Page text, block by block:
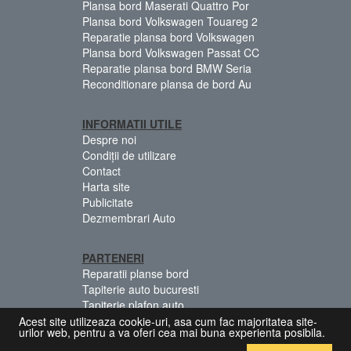
Plansa bord Maserati Quattro Por
Plansa bord Volkswagen Touareg 2
Reparatie plansa bord Volkswagen
Plansa bord Volkswagen Passat CC
Reparatie plansa bord BMW Seria
Reconditionare plansa de bord Au
INFORMATII UTILE
Despre noi
Condiții de utilizare
Contact
Harta site
Publicitate
Dezmembrari Auto
PARTENERI
Reparatii planse bord
Tapiterie auto bucuresti
Tapiterie plafon auto
Centuri siguranta colorate
Acest site utilizeaza cookie-uri, asa cum fac majoritatea site-
urilor web, pentru a va oferi cea mai buna experienta posibila.